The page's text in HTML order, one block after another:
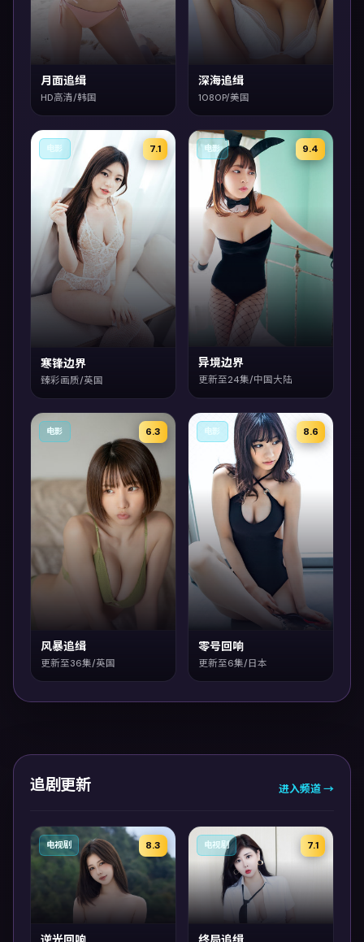
月面追缉
HD高清/韩国
深海追缉
1080P/美国
7.1
电影
寒锋边界
臻彩画质/英国
9.4
电影
异境边界
更新至24集/中国大陆
6.3
电影
风暴追缉
更新至36集/英国
8.6
电影
零号回响
更新至6集/日本
追剧更新 进入频道 →
8.3
电视剧 7.1
电视剧